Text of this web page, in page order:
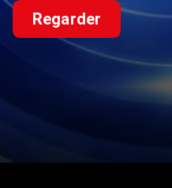
Regarder